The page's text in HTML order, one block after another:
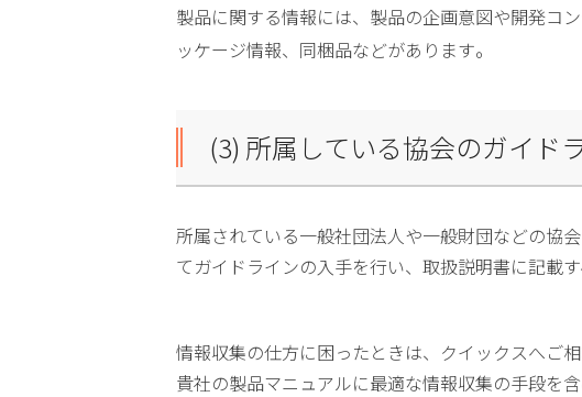
製品に関する情報には、製品の企画意図や開発コ
ッケージ情報、同梱品などがあります。
(3) 所属している協会のガイド
所属されている一般社団法人や一般財団などの協
てガイドラインの入手を行い、取扱説明書に記載
情報収集の仕方に困ったときは、クイックスへご相
貴社の製品マニュアルに最適な情報収集の手段を